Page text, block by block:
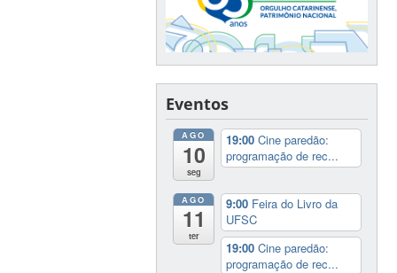
Eventos
AGO
10
seg
19:00Cine paredão:
programação de rec...
AGO
11
ter
9:00 Feira do Livro da
UFSC
19:00Cine paredão:
programação de rec...